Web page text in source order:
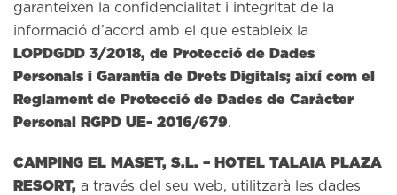
garanteixen la confidencialitat i integritat de la
informació d’acord amb el que estableix la
LOPDGDD 3/2018, de Protecció de Dades
Personals i Garantia de Drets Digitals; així com el
Reglament de Protecció de Dades de Caràcter
Personal RGPD UE- 2016/679.
CAMPING EL MASET, S.L. – HOTEL TALAIA PLAZA
RESORT, a través del seu web, utilitzarà les dades